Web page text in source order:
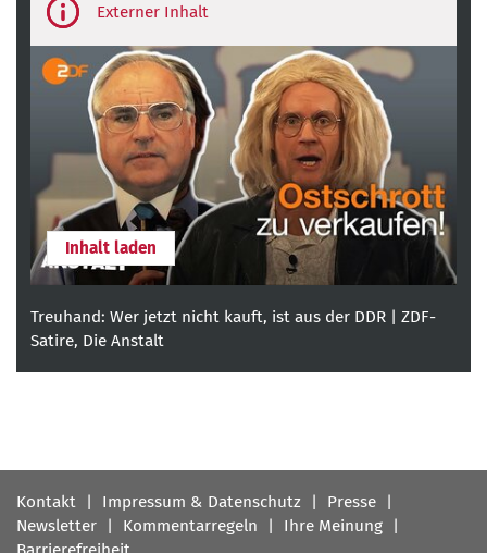
party
Inhalt laden
Treuhand: Wer jetzt nicht kauft, ist aus der DDR | ZDF-
Satire, Die Anstalt
Fußbereichsmenü
Kontakt Impressum & Datenschutz
Presse
Newsletter
Kommentarregeln
Ihre Meinung